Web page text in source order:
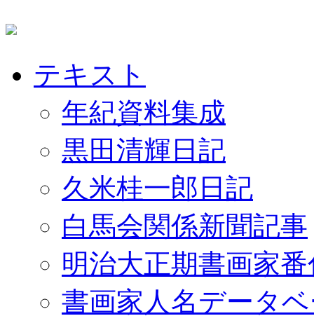
テキスト
年紀資料集成
黒田清輝日記
久米桂一郎日記
白馬会関係新聞記事
明治大正期書画家
書画家人名データ